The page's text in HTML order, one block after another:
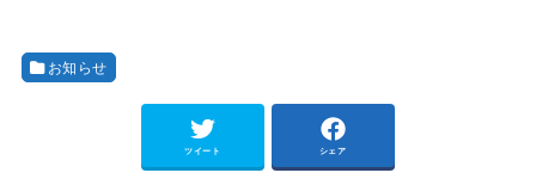
お知らせ
ツイート シェア